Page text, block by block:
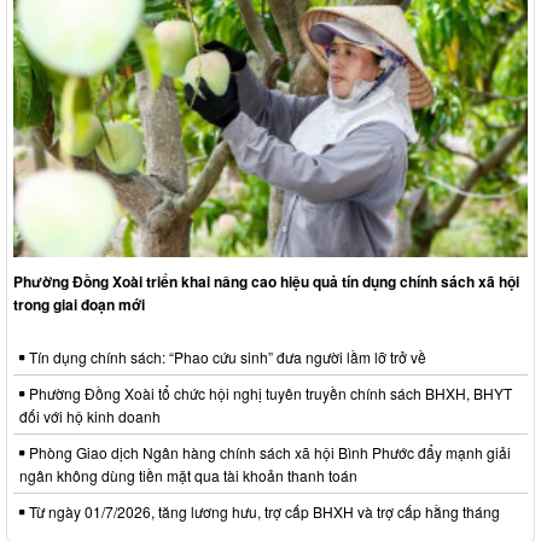
Phường Đồng Xoài triển khai nâng cao hiệu quả tín dụng chính sách xã hội
trong giai đoạn mới
Tín dụng chính sách: “Phao cứu sinh” đưa người lầm lỡ trở về
Phường Đồng Xoài tổ chức hội nghị tuyên truyền chính sách BHXH, BHYT
đối với hộ kinh doanh
Phòng Giao dịch Ngân hàng chính sách xã hội Bình Phước đẩy mạnh giải
ngân không dùng tiền mặt qua tài khoản thanh toán
Từ ngày 01/7/2026, tăng lương hưu, trợ cấp BHXH và trợ cấp hằng tháng